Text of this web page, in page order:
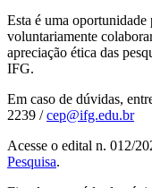
Esta é uma oportunidade
voluntariamente
apreciação ética das
IFG.
Em caso de dúvidas,
2239 /cep@ifg.edu.br
Acesse o edital n. 012/
Pesquisa.